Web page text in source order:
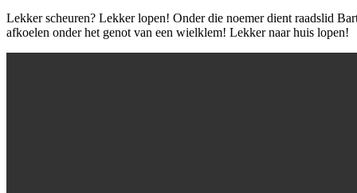
Lekker scheuren? Lekker lopen! Onder die noemer dient raadslid
afkoelen onder het genot van een wielklem! Lekker naar huis lopen!